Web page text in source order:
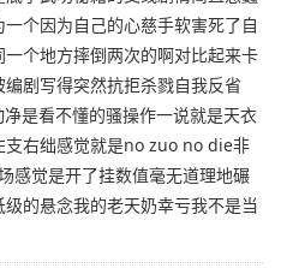
个因为自己的心慈手软害死了自
个地方摔倒两次的啊对比起来卡
剧写得突然抗拒杀戮自我反省
是看不懂的骚操作一说就是天衣
支右绌感觉就是no zuo no die非
感觉是开了挂数值毫无道理地碾
的悬念我的老天奶幸亏我不是当